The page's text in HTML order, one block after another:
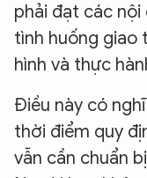
phải đạt các
tình huống giao
hình và thực
Điều này có
thời điểm quy
vẫn cần chuẩn